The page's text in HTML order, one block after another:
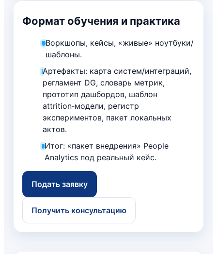
10.12. Карта рисков и план
устранения
11.11. Управление ожиданиями
12.8. Экономика и ROI‑модель
12.10. Презентация для СЕО/
Совета
12.11. Бэклог экспериментов на 2
квартала
12.12. Индивидуальная обратная
связь и growth‑план
Формат обучения и практика
Воркшопы, кейсы, «живые» ноутбуки/
шаблоны.
Артефакты: карта систем/интеграций,
регламент DG, словарь метрик,
прототип дашбордов, шаблон
attrition‑модели, регистр
экспериментов, пакет локальных
актов.
Итог: «пакет внедрения» People
Analytics под реальный кейс.
Подать заявку
Получить консультацию